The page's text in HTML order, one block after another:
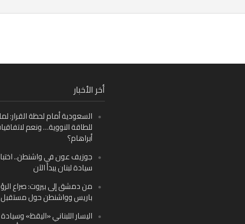
أخر الأخبار
السعودية أمام لحظة القرار:
للطاقة النووية… ونعم
أبراهام؟
جوزيف عون في واشنطن..
سيادة لبنان يبدأ الآن
من دمشق إلى بيروت: صراع
باريس وواشنطن حول مستقبل
اليسار اللبناني «اليقظ»